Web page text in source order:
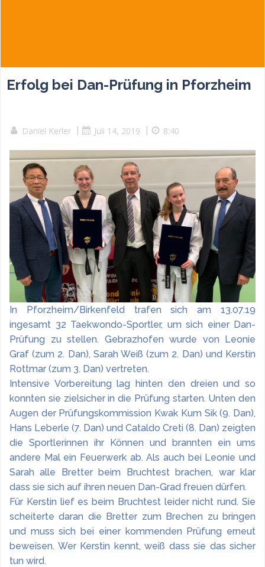
Erfolg bei Dan-Prüfung in Pforzheim
Daniel Kerler Juli 14, 2019 8:40
In Pforzheim/Birkenfeld trafen sich am 13.07.19
ingesamt 32 Taekwondo-Sportler, um sich einer Dan-
Prüfung zu stellen. Gebrazhofen wurde von Leonie
Graf (zum 2. Dan), Sarah Weiß (zum 2. Dan) und Kerstin
Rottmar (zum 3. Dan) vertreten.
Intensive Vorbereitung lag hinten den dreien und so
konnten sie zielsicher in die Prüfung starten. Unten den
Augen der Prüfungskommission Kwak Kum Sik (9. Dan),
Hans Leberle (7. Dan) und Cataldo Creti (8. Dan) zeigten
die Sportlerinnen ihr Können und brannten ein ums
andere Mal ein Feuerwerk ab. Als auch bei Leonie und
Sarah alle Bretter beim Bruchtest brachen, war klar
dass sie sich auf ihren neuen Dan-Grad freuen dürfen.
Für Kerstin lief es beim Bruchtest leider nicht rund. Sie
scheiterte daran die Bretter zum Brechen zu bringen
und muss sich bei einer kommenden Prüfung erneut
beweisen. Wer Kerstin kennt, weiß dass sie das sicher
tun wird.